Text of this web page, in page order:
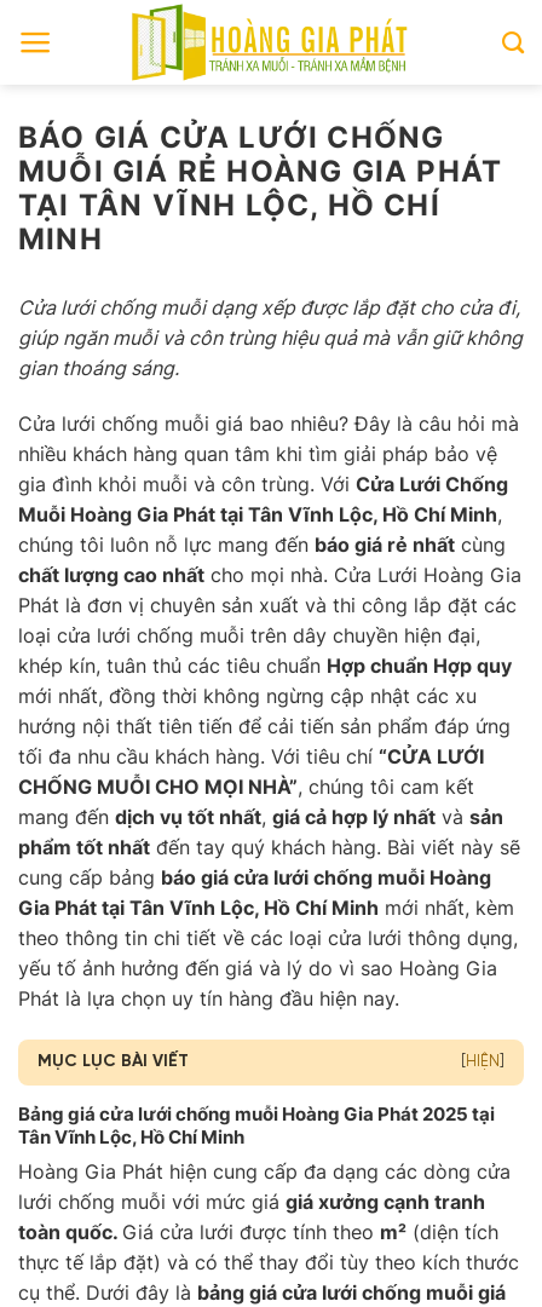
BÁO GIÁ CỬA LƯỚI CHỐNG
MUỖI GIÁ RẺ HOÀNG GIA PHÁT
TẠI TÂN VĨNH LỘC, HỒ CHÍ
MINH
Cửa lưới chống muỗi dạng xếp được lắp đặt cho cửa đi,
giúp ngăn muỗi và côn trùng hiệu quả mà vẫn giữ không
gian thoáng sáng.
Cửa lưới chống muỗi giá bao nhiêu? Đây là câu hỏi mà
nhiều khách hàng quan tâm khi tìm giải pháp bảo vệ
gia đình khỏi muỗi và côn trùng. Với Cửa Lưới Chống
Muỗi Hoàng Gia Phát tại Tân Vĩnh Lộc, Hồ Chí Minh,
chúng tôi luôn nỗ lực mang đến báo giá rẻ nhất cùng
chất lượng cao nhất cho mọi nhà. Cửa Lưới Hoàng Gia
Phát là đơn vị chuyên sản xuất và thi công lắp đặt các
loại cửa lưới chống muỗi trên dây chuyền hiện đại,
khép kín, tuân thủ các tiêu chuẩn Hợp chuẩn Hợp quy
mới nhất, đồng thời không ngừng cập nhật các xu
hướng nội thất tiên tiến để cải tiến sản phẩm đáp ứng
tối đa nhu cầu khách hàng. Với tiêu chí “CỬA LƯỚI
CHỐNG MUỖI CHO MỌI NHÀ”, chúng tôi cam kết
mang đến dịch vụ tốt nhất, giá cả hợp lý nhất và sản
phẩm tốt nhất đến tay quý khách hàng. Bài viết này sẽ
cung cấp bảng báo giá cửa lưới chống muỗi Hoàng
Gia Phát tại Tân Vĩnh Lộc, Hồ Chí Minh mới nhất, kèm
theo thông tin chi tiết về các loại cửa lưới thông dụng,
yếu tố ảnh hưởng đến giá và lý do vì sao Hoàng Gia
Phát là lựa chọn uy tín hàng đầu hiện nay.
MỤC LỤC BÀI VIẾT HIỆN
Bảng giá cửa lưới chống muỗi Hoàng Gia Phát 2025 tại
Tân Vĩnh Lộc, Hồ Chí Minh
Hoàng Gia Phát hiện cung cấp đa dạng các dòng cửa
lưới chống muỗi với mức giá giá xưởng cạnh tranh
toàn quốc. Giá cửa lưới được tính theo m² (diện tích
thực tế lắp đặt) và có thể thay đổi tùy theo kích thước
cụ thể. Dưới đây là bảng giá cửa lưới chống muỗi giá